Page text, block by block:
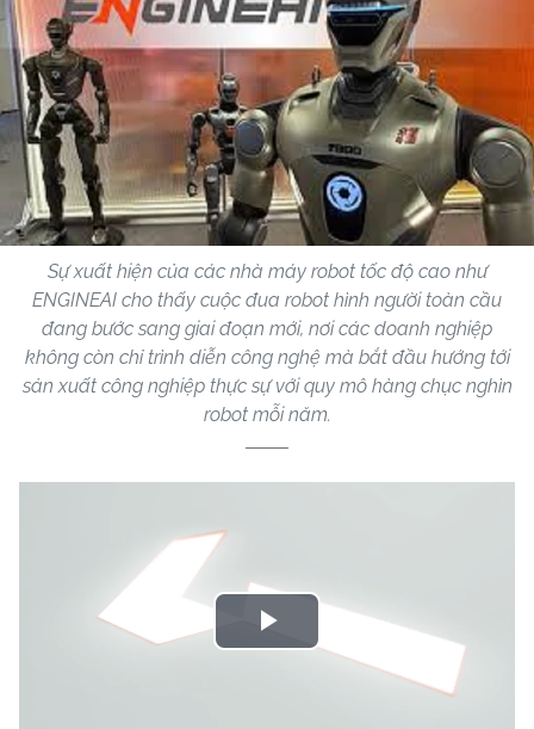
Sự xuất hiện của các nhà máy robot tốc độ cao như
ENGINEAI cho thấy cuộc đua robot hình người toàn cầu
đang bước sang giai đoạn mới, nơi các doanh nghiệp
không còn chỉ trình diễn công nghệ mà bắt đầu hướng tới
sản xuất công nghiệp thực sự với quy mô hàng chục nghìn
robot mỗi năm.
Play